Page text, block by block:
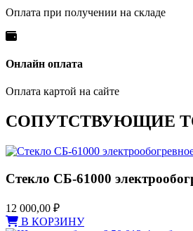
Оплата при получении на складе
Онлайн оплата
Оплата картой на сайте
СОПУТСТВУЮЩИЕ
Стекло СБ-61000
12 000,00 ₽
В КОРЗИНУ